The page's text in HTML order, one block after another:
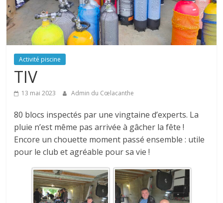
Activité piscine
TIV
13 mai 2023 Admin du Cœlacanthe
80 blocs inspectés par une vingtaine d’experts. La
pluie n’est même pas arrivée à gâcher la fête !
Encore un chouette moment passé ensemble : utile
pour le club et agréable pour sa vie !